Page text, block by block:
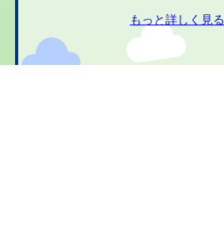
もっと詳しく見る